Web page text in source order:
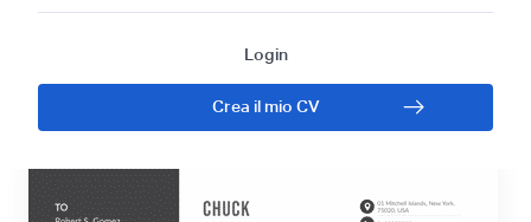
Login
Crea il mio CV
Cura della Persona